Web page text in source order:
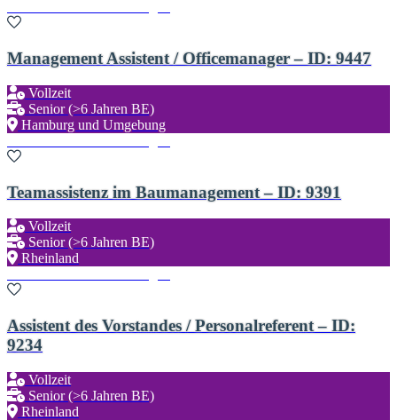
Management Assistent / Officemanager – ID: 9447
Vollzeit
Senior (>6 Jahren BE)
Hamburg und Umgebung
Teamassistenz im Baumanagement – ID: 9391
Vollzeit
Senior (>6 Jahren BE)
Rheinland
Assistent des Vorstandes / Personalreferent – ID:
9234
Vollzeit
Senior (>6 Jahren BE)
Rheinland